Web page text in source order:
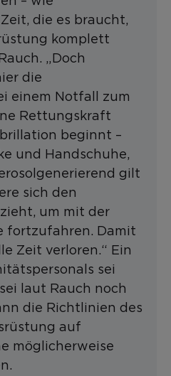
die es braucht,
komplett
„Doch
die
einem Notfall zum
Rettungskraft
beginnt –
und Handschuhe,
gilt
sich den
um mit der
fortzufahren. Damit
Zeit verloren.“ Ein
sei
laut Rauch noch
die Richtlinien des
auf
möglicherweise